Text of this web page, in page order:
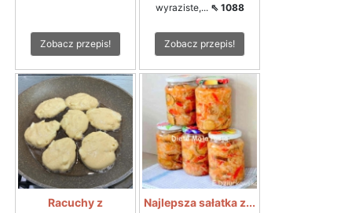
Zobacz przepis!
wyraziste,... ⇖ 1088
Zobacz przepis!
Racuchy z
Najlepsza sałatka z...